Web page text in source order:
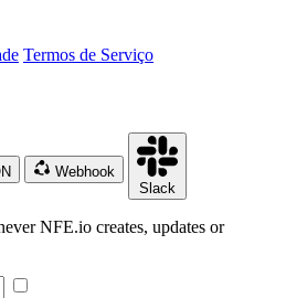
Termos de Serviço
Webhook
Slack
NFE.io creates, updates or